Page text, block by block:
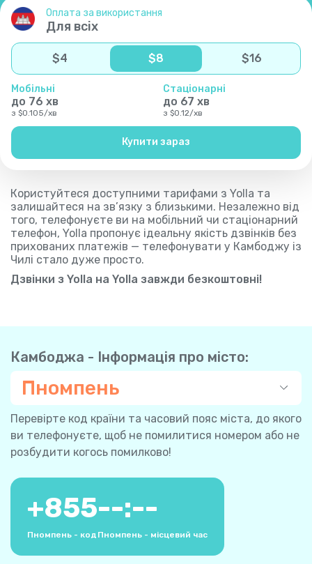
Оплата за використання
Для всіх
$4 $8 $16
Мобільні
до 76 хв
з $0.105/хв
Стаціонарні
до 67 хв
з $0.12/хв
Купити зараз
Користуйтеся доступними тарифами з Yolla та
залишайтеся на зв’язку з близькими. Незалежно від
того, телефонуєте ви на мобільний чи стаціонарний
телефон, Yolla пропонує ідеальну якість дзвінків без
прихованих платежів — телефонувати у Камбоджу із
Чилі стало дуже просто.
Дзвінки з Yolla на Yolla завжди безкоштовні!
Камбоджа - Інформація про місто:
Пномпень
Перевірте код країни та часовий пояс міста, до якого
ви телефонуєте, щоб не помилитися номером або не
розбудити когось помилково!
+855
Пномпень - код
--:--
Пномпень - місцевий час